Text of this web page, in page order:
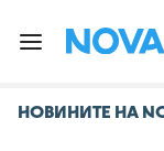
НОВИНИТЕ НА